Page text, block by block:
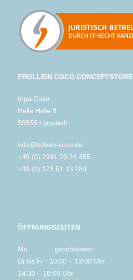
FROLLEIN COCO CONCEPTSTORE
Inga Coso
Helle Halle 8
59555 Lippstadt
info@frollein-coco.de
+49 (0) 2941 20 24 455
+49 (0) 173 51 13 784
ÖFFNUNGSZEITEN
Mo. : geschlossen
Di bis Fr : 10:00 – 13:00 Uhr
14.30 – 18:00 Uhr